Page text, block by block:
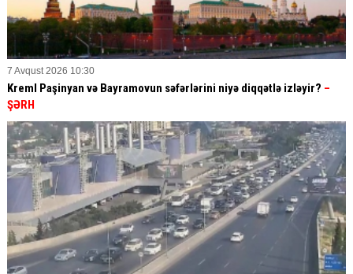
7 Avqust 2026 10:30
Kreml Paşinyan və Bayramovun səfərlərini niyə diqqətlə izləyir? –
ŞƏRH